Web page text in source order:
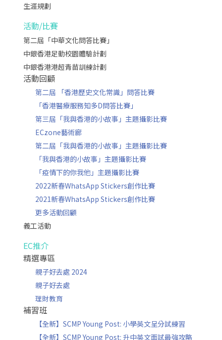
生涯規劃
活動/比賽
第二屆「中華文化問答比賽」
中銀香港足動校園體驗計劃
中銀香港港超青苗訓練計劃
活動回顧
第二屆 「香港歷史文化常識」問答比賽
「香港醫療服務知多D問答比賽」
第三屆「我與香港的小故事」主題攝影比賽
ECzone藝術廊
第二屆「我與香港的小故事」主題攝影比賽
「我與香港的小故事」主題攝影比賽
「疫情下的你我他」主題攝影比賽
2022新春WhatsApp Stickers創作比賽
2021新春WhatsApp Stickers創作比賽
更多活動回顧
義工活動
EC推介
精選專區
親子好去處 2024
親子好去處
理財教育
補習班
【全新】SCMP Young Post: 小學英文呈分試練習
【全新】SCMP Young Post: 升中英文面試最強攻略